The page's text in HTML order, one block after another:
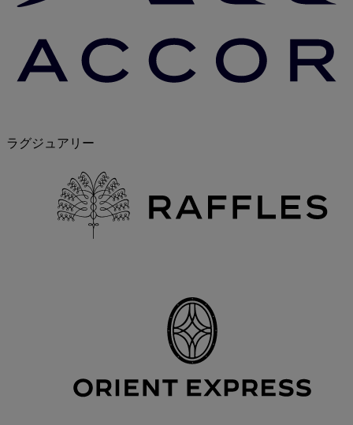
ラグジュアリー